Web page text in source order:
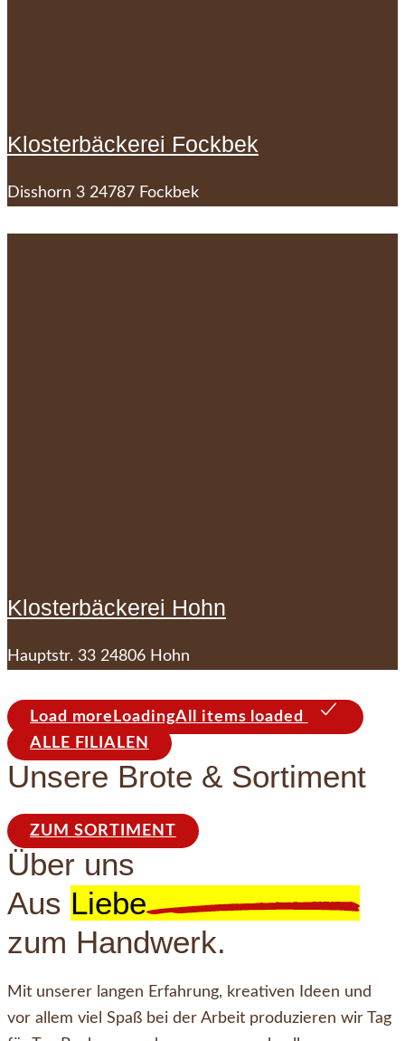
Klosterbäckerei Fockbek
Disshorn 3 24787 Fockbek
Klosterbäckerei Hohn
Hauptstr. 33 24806 Hohn
Load more LoadingAll items loaded
ALLE FILIALEN
Unsere Brote & Sortiment
ZUM SORTIMENT
Über uns
Aus Liebe
zum Handwerk.
Mit unserer langen Erfahrung, kreativen Ideen und
vor allem viel Spaß bei der Arbeit produzieren wir Tag